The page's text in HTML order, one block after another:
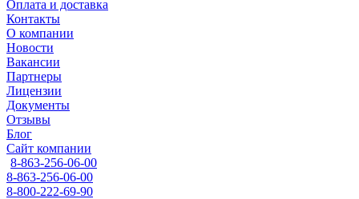
Оплата и доставка
Контакты
О компании
Новости
Вакансии
Партнеры
Лицензии
Документы
Отзывы
Блог
Сайт компании
8-863-256-06-00
8-863-256-06-00
8-800-222-69-90